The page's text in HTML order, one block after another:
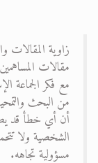
زاوية المقالات
مقالات
مع فكر الجماعة
من البحث
أن أي خطأ قد
الشخصية ولا
مسؤولية تجاهه.